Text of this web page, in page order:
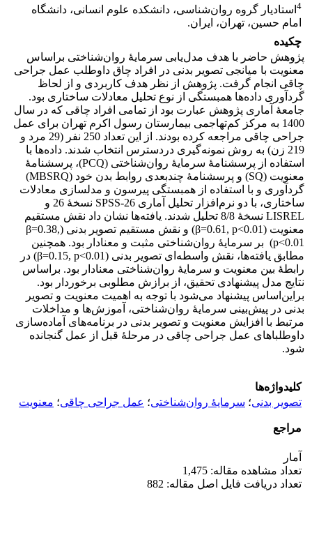
4 استادیار گروه روان‌شناسی، دانشکده علوم انسانی، دانشگاه
امام حسین، تهران، ایران.
چکیده
پژوهش حاضر با هدف مدل‌یابی سرمایۀ روان‌شناختی براساس
معنویت با میانجی‌ تصویر بدنی در افراد چاق داوطلب عمل جراحی
چاقی انجام گرفت. پژوهش از نظر هدف کاربردی و از لحاظ
گردآوری داده‌ها همبستگی از نوع تحلیل معادلات ساختاری بود.
جامعۀ آماری پژوهش عبارت بود از تمامی افراد چاقی که در سال
1400 به مرکز کم‌تهاجمی بیمارستان رسول اکرم تهران برای عمل
جراحی چاقی مراجعه کرده بودند. از این تعداد 250 نفر (29 مرد و
219 زن) به روش نمونه‌گیری دردسترس انتخاب شدند. داده‌ها با
استفاده از پرسشنامۀ سرمایۀ روان‌شناختی (PCQ)، پرسشنامۀ
معنویت (SQ) و پرسشنامۀ چندبعدی روابط بدن خود (MBSRQ)
گردآوری و با استفاده از همبستگی پیرسون و مدلسازی معادلات
ساختاری، با دو نرم‌افزار تحلیل آماری SPSS-26 نسخۀ 26 و
LISREL نسخۀ 8/8 تحلیل شدند. یافته‌ها نشان داد نقش مستقیم
معنویت (β=0.61, p<0.01) و نقش مستقیم تصویر بدنی (β=0.38,
p<0.01) بر سرمایۀ روان‌شناختی مثبت و معنادار بود. همچنین
مطابق یافته‌ها، نقش واسطه‌ای تصویر بدنی (β=0.15, p<0.01) در
رابطۀ بین معنویت و سرمایۀ روان‌شناختی معنادار بود. براساس
نتایج مدل پیشنهادی تحقیق، از برازش مطلوبی برخوردار بود.
براین‌اساس پیشنهاد می‌شود با توجه به اهمیت معنویت و تصویر
بدنی در پیش‌بینی سرمایۀ روان‌شناختی، آموزش‌ها و مداخلات
مرتبط با افزایش معنویت و تصویر بدنی در برنامه‌های آماده‌سازی
داوطلباهای عمل جراحی چاقی در مرحلۀ قبل از عمل گنجانده
شود.
کلیدواژه‌ها
تصویر بدنی؛ سرمایۀ روان‌شناختی؛ عمل جراحی چاقی؛ معنویت
مراجع
آمار
تعداد مشاهده مقاله: 1,475
تعداد دریافت فایل اصل مقاله: 882